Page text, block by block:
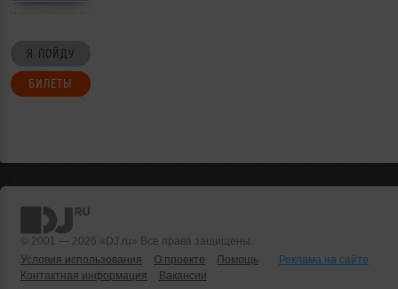
Я ПОЙДУ
БИЛЕТЫ
© 2001 — 2026 «DJ.ru» Все права защищены.
Условия использования
О проекте Помощь
Реклама на сайте
Контактная информация
Вакансии